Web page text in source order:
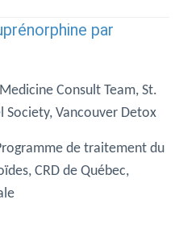
par
Consult Team, St.
Society, Vancouver Detox
de traitement du
CRD de Québec,